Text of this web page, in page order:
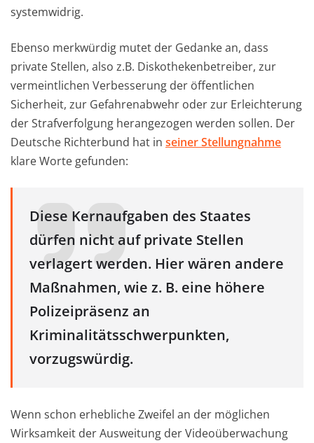
systemwidrig.
Ebenso merkwürdig mutet der Gedanke an, dass
private Stellen, also z.B. Diskothekenbetreiber, zur
vermeintlichen Verbesserung der öffentlichen
Sicherheit, zur Gefahrenabwehr oder zur Erleichterung
der Strafverfolgung herangezogen werden sollen. Der
Deutsche Richterbund hat in seiner Stellungnahme
klare Worte gefunden:
Diese Kernaufgaben des Staates
dürfen nicht auf private Stellen
verlagert werden. Hier wären andere
Maßnahmen, wie z. B. eine höhere
Polizeipräsenz an
Kriminalitätsschwerpunkten,
vorzugswürdig.
Wenn schon erhebliche Zweifel an der möglichen
Wirksamkeit der Ausweitung der Videoüberwachung